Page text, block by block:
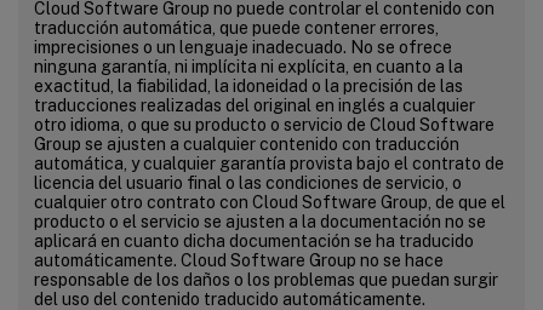
Cloud Software Group no puede controlar el contenido con
traducción automática, que puede contener errores,
imprecisiones o un lenguaje inadecuado. No se ofrece
ninguna garantía, ni implícita ni explícita, en cuanto a la
exactitud, la fiabilidad, la idoneidad o la precisión de las
traducciones realizadas del original en inglés a cualquier
otro idioma, o que su producto o servicio de Cloud Software
Group se ajusten a cualquier contenido con traducción
automática, y cualquier garantía provista bajo el contrato de
licencia del usuario final o las condiciones de servicio, o
cualquier otro contrato con Cloud Software Group, de que el
producto o el servicio se ajusten a la documentación no se
aplicará en cuanto dicha documentación se ha traducido
automáticamente. Cloud Software Group no se hace
responsable de los daños o los problemas que puedan surgir
del uso del contenido traducido automáticamente.